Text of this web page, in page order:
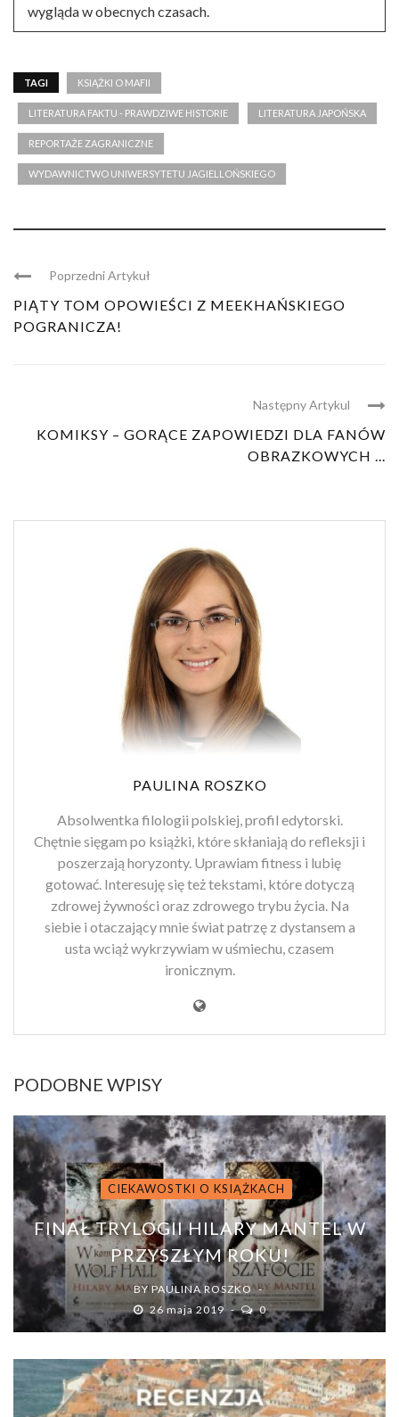
wygląda w obecnych czasach.
TAGI KSIĄŻKI O MAFII
LITERATURA FAKTU - PRAWDZIWE HISTORIE LITERATURA JAPOŃSKA
REPORTAŻE ZAGRANICZNE
WYDAWNICTWO UNIWERSYTETU JAGIELLOŃSKIEGO
Poprzedni Artykuł
PIĄTY TOM OPOWIEŚCI Z MEEKHAŃSKIEGO
POGRANICZA!
Następny Artykul
KOMIKSY – GORĄCE ZAPOWIEDZI DLA FANÓW
OBRAZKOWYCH ...
PAULINA ROSZKO
Absolwentka filologii polskiej, profil edytorski.
Chętnie sięgam po książki, które skłaniają do refleksji i
poszerzają horyzonty. Uprawiam fitness i lubię
gotować. Interesuję się też tekstami, które dotyczą
zdrowej żywności oraz zdrowego trybu życia. Na
siebie i otaczający mnie świat patrzę z dystansem a
usta wciąż wykrzywiam w uśmiechu, czasem
ironicznym.
PODOBNE WPISY
CIEKAWOSTKI O KSIĄŻKACH
FINAŁ TRYLOGII HILARY MANTEL W
PRZYSZŁYM ROKU!
BY PAULINA ROSZKO
26 maja 2019
0